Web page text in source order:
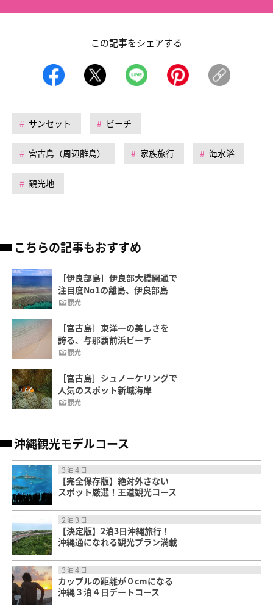
この記事をシェアする
サンセット ビーチ
宮古島（周辺離島） 家族旅行 海水浴
観光地
こちらの記事もおすすめ
［伊良部島］伊良部大橋開通で
注目度No1の離島、伊良部島
観光
［宮古島］東洋一の美しさを
誇る、与那覇前浜ビーチ
観光
［宮古島］シュノーケリングで
人気のスポット新城海岸
観光
沖縄観光モデルコース
３泊４日
【完全保存版】絶対外さない
スポット厳選！王道観光コース
２泊３日
【決定版】2泊3日沖縄旅行！
沖縄通になれる観光プラン満載
３泊４日
カップルの距離が０cmになる
沖縄３泊４日デートコース